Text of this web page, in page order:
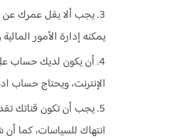
يمكنه إدارة الأمور
أن يكون لديك حساب
الإنترنت، ويحتاج حساب
يجب أن تكون قناتك